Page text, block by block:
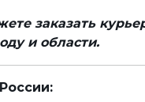
заказать
и области.